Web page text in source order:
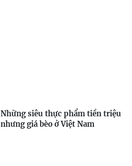
Những siêu thực phẩm tiền triệu
nhưng giá bèo ở Việt Nam